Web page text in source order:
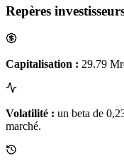
Repères
Capitalisation : 29.79
Volatilité : un beta de
marché.